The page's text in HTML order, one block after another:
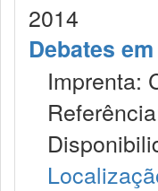
2014
Debates
Imprenta: